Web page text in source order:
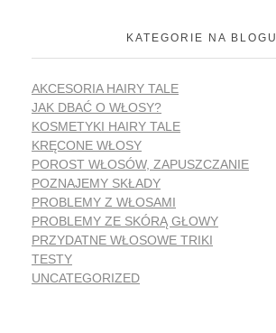
KATEGORIE NA BLOGU
AKCESORIA HAIRY TALE
JAK DBAĆ O WŁOSY?
KOSMETYKI HAIRY TALE
KRĘCONE WŁOSY
POROST WŁOSÓW, ZAPUSZCZANIE
POZNAJEMY SKŁADY
PROBLEMY Z WŁOSAMI
PROBLEMY ZE SKÓRĄ GŁOWY
PRZYDATNE WŁOSOWE TRIKI
TESTY
UNCATEGORIZED